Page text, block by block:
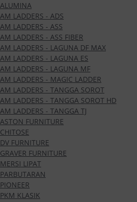
ALUMINA
AM LADDERS - ADS
AM LADDERS - ASS
AM LADDERS - ASS FIBER
AM LADDERS - LAGUNA DF MAX
AM LADDERS - LAGUNA ES
AM LADDERS - LAGUNA MF
AM LADDERS - MAGIC LADDER
AM LADDERS - TANGGA SOROT
AM LADDERS - TANGGA SOROT HD
AM LADDERS - TANGGA TJ
ASTON FURNITURE
CHITOSE
DV FURNITURE
GRAVER FURNITURE
MERSI LIPAT
PARBUTARAN
PIONEER
PKM KLASIK